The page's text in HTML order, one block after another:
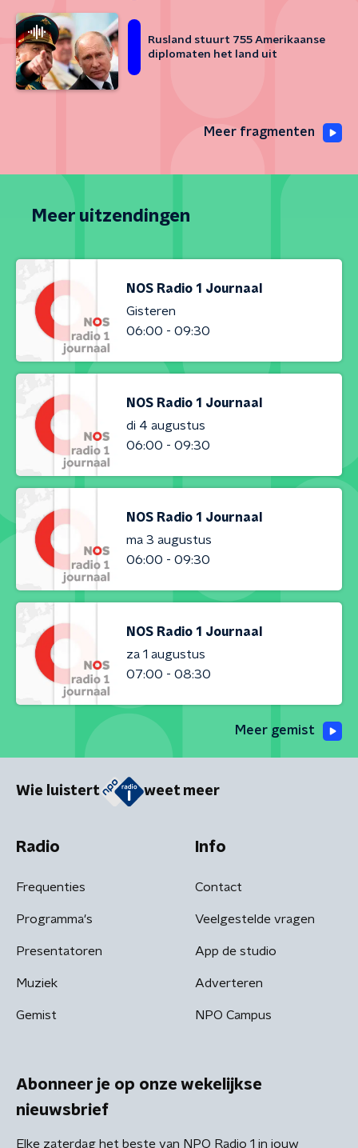
Rusland stuurt 755 Amerikaanse
diplomaten het land uit
Meer fragmenten
Meer uitzendingen
NOS Radio 1 Journaal
Gisteren
06:00 - 09:30
NOS Radio 1 Journaal
di 4 augustus
06:00 - 09:30
NOS Radio 1 Journaal
ma 3 augustus
06:00 - 09:30
NOS Radio 1 Journaal
za 1 augustus
07:00 - 08:30
Meer gemist
Wie luistert weet meer
Radio
Frequenties
Programma's
Presentatoren
Muziek
Gemist
Info
Contact
Veelgestelde vragen
App de studio
Adverteren
NPO Campus
Abonneer je op onze wekelijkse
nieuwsbrief
Elke zaterdag het beste van NPO Radio 1 in jouw